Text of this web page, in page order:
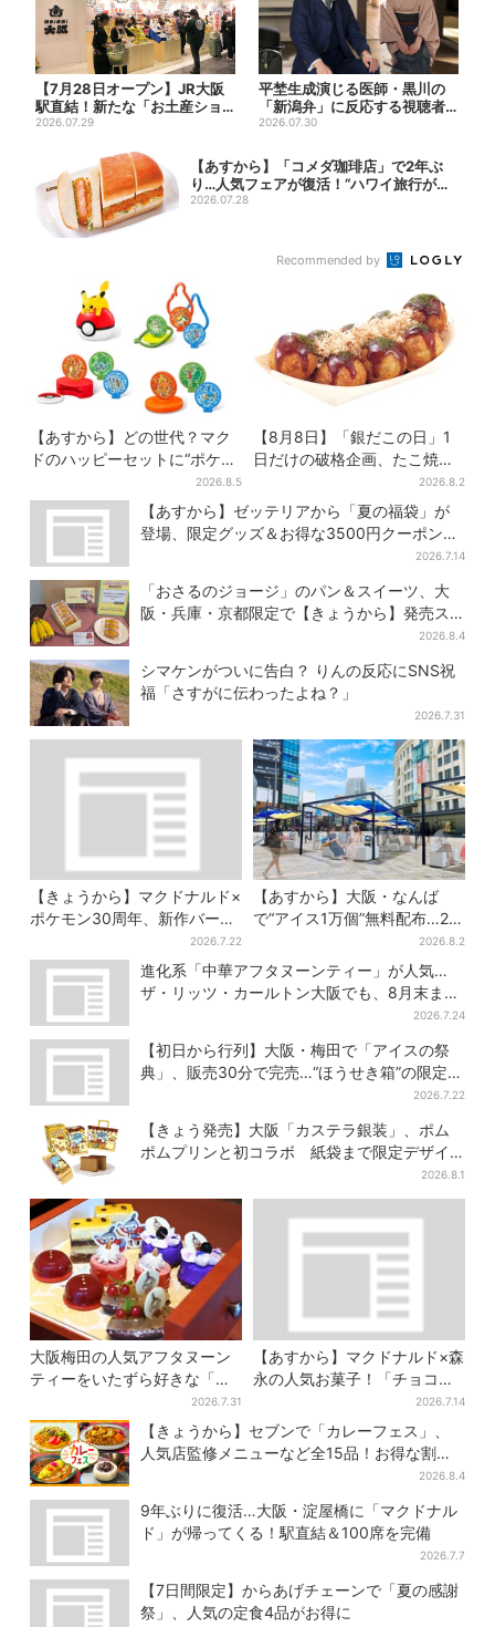
【7月28日オープン】JR大阪
駅直結！新たな「お土産ショ
ップ」、銘菓バラ売りで地...
2026.07.29
平埜生成演じる医師・黒川の
「新潟弁」に反応する視聴者
続出「グッときた」
2026.07.30
【あすから】「コメダ珈琲店」で2年ぶ
り…人気フェアが復活！“ハワイ旅行が当
たる”...
2026.07.28
Recommended by
【あすから】どの世代？マク
ドのハッピーセットに“ポケモ
ンおもちゃ”、歴代30匹に「懐
かしい」と喜びの声
2026.8.5
【8月8日】「銀だこの日」1
日だけの破格企画、たこ焼き1
舟が88円に…先着88名限り
2026.8.2
【あすから】ゼッテリアから「夏の福袋」が
登場、限定グッズ＆お得な3500円クーポン付
2026.7.14
「おさるのジョージ」のパン＆スイーツ、大
阪・兵庫・京都限定で【きょうから】発売ス
2026.8.4
シマケンがついに告白？ りんの反応にSNS祝
福「さすがに伝わったよね？」
2026.7.31
【きょうから】マクドナルド×
ポケモン30周年、新作バーガ
ー5品が登場！朝・夜限定メニ
ューも
2026.7.22
【あすから】大阪・なんば
で“アイス1万個”無料配布…2日
間限定で、ロッテの人気商品
もらえる
2026.8.2
進化系「中華アフタヌーンティー」が人気…
ザ・リッツ・カールトン大阪でも、8月末まで
2026.7.24
【初日から行列】大阪・梅田で「アイスの祭
典」、販売30分で完売…“ほうせき箱”の限定メ
2026.7.22
【きょう発売】大阪「カステラ銀装」、ポム
ポムプリンと初コラボ 紙袋まで限定デザイ
2026.8.1
大阪梅田の人気アフタヌーン
ティーをいたずら好きな「リ
トルミイ」がジャック！「ム
ーミン」たちとバカンスへ
2026.7.31
【あすから】マクドナルド×森
永の人気お菓子！「チョコボ
ール」「ミルクキャラメル」
があのスイーツに変身…6年ぶ
り復活シェイクも
2026.7.14
【きょうから】セブンで「カレーフェス」、
人気店監修メニューなど全15品！お得な割引
2026.8.4
9年ぶりに復活…大阪・淀屋橋に「マクドナル
ド」が帰ってくる！駅直結＆100席を完備
2026.7.7
【7日間限定】からあげチェーンで「夏の感謝
祭」、人気の定食4品がお得に